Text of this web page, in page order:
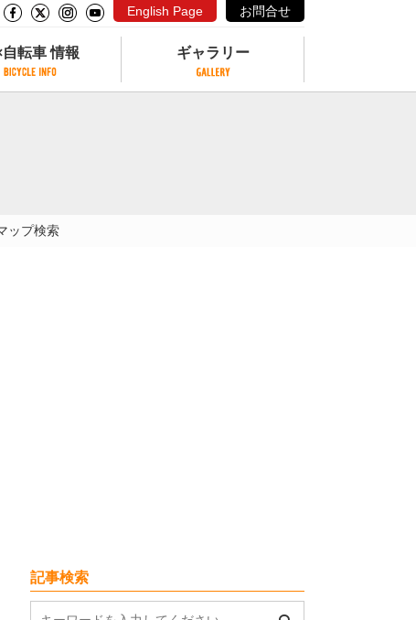
English Page お問合せ
転車 情報 ギャラリー
ップ検索
記事検索